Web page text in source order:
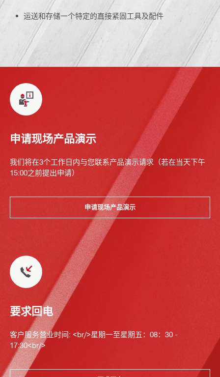
运送和存储一个特定的直接紧固工具及配件
申请现场产品演示
我们将在3个工作日内与您联系产品演示请求（若在当天下午
15:00之前提出申请）
申请现场产品演示
要求回电
客户服务营业时间: <br/>星期一至星期五：08：30 -
17:30<br/>